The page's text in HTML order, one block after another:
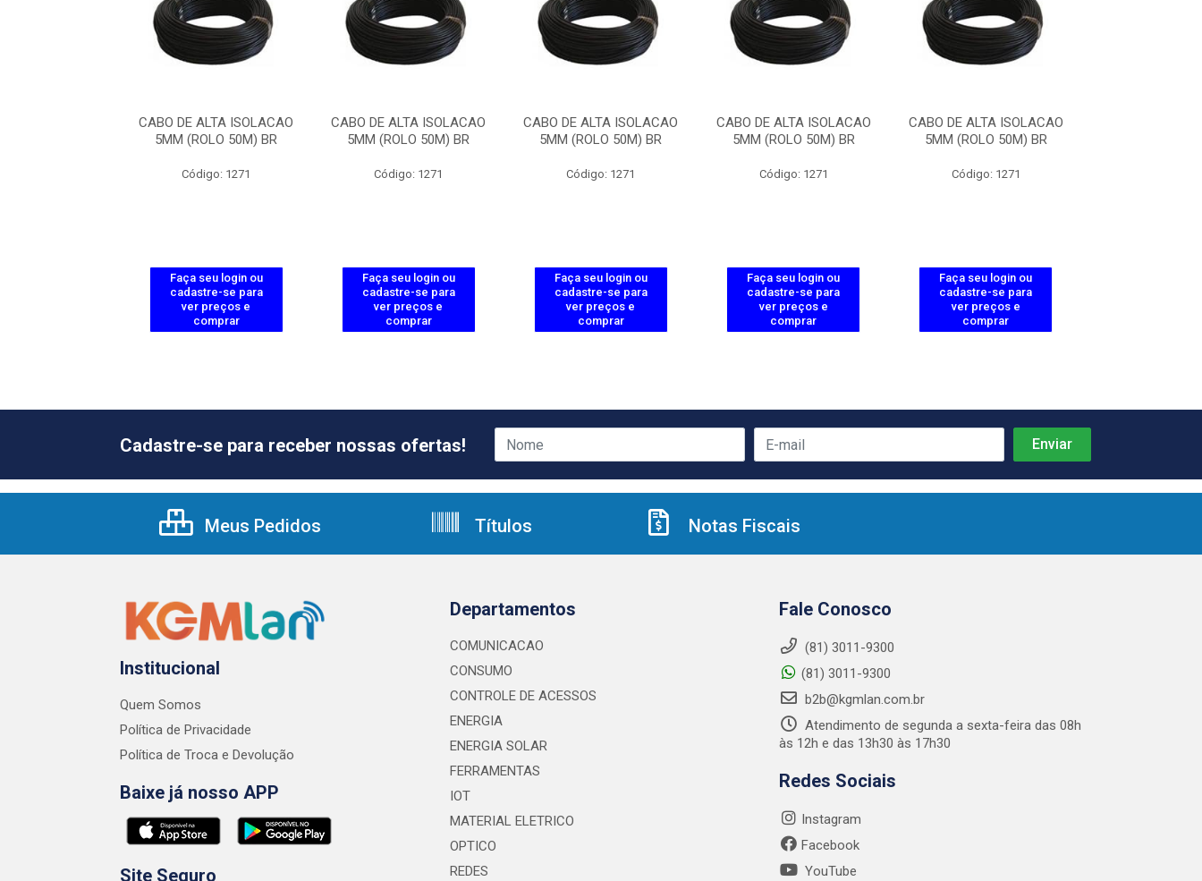
CABO DE ALTA ISOLACAO
5MM (ROLO 50M) BR
Código: 1271
Faça seu login ou
cadastre-se para
ver preços e
comprar
CABO DE ALTA ISOLACAO
5MM (ROLO 50M) BR
Código: 1271
Faça seu login ou
cadastre-se para
ver preços e
comprar
CABO DE ALTA ISOLACAO
5MM (ROLO 50M) BR
Código: 1271
Faça seu login ou
cadastre-se para
ver preços e
comprar
CABO DE ALTA ISOLACAO
5MM (ROLO 50M) BR
Código: 1271
Faça seu login ou
cadastre-se para
ver preços e
comprar
CABO DE ALTA ISOLACAO
5MM (ROLO 50M) BR
Código: 1271
Faça seu login ou
cadastre-se para
ver preços e
comprar
Cadastre-se para receber nossas ofertas!
Meus Pedidos Títulos Notas Fiscais
Institucional
Quem Somos
Política de Privacidade
Política de Troca e Devolução
Baixe já nosso APP
Site Seguro
Departamentos
COMUNICACAO
CONSUMO
CONTROLE DE ACESSOS
ENERGIA
ENERGIA SOLAR
FERRAMENTAS
IOT
MATERIAL ELETRICO
OPTICO
REDES
Fale Conosco
(81) 3011-9300
(81) 3011-9300
b2b@kgmlan.com.br
Atendimento de segunda a sexta-feira das 08h
às 12h e das 13h30 às 17h30
Redes Sociais
Instagram
Facebook
YouTube